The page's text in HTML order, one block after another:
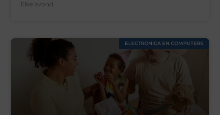
Elke avond
ELECTRONICA EN COMPUTERS